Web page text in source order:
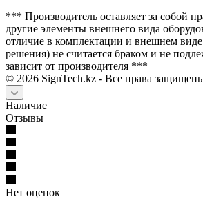
*** Производитель оставляет за собой
другие элементы внешнего вида
отличие в комплектации и внешнем
решения) не считается браком и не
зависит от производителя ***
© 2026 SignTech.kz - Все права
Наличие
Отзывы
Нет оценок